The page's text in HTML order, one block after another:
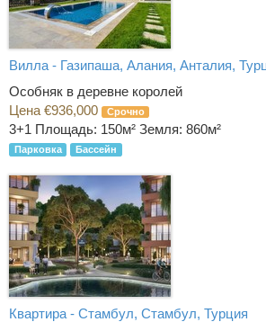
Вилла - Газипаша, Алания, Анталия,
Особняк в деревне королей
Цена €936,000
Срочно
3+1 Площадь: 150м² Земля: 860м²
Парковка Бассейн
Квартира - Стамбул, Стамбул, Турция